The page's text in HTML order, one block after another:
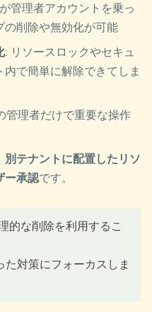
管理者アカウントを乗っ
の削除や無効化が可能
: リソースロックやセキュ
で簡単に解除できてしま
管理者だけで重要な操作
別テナントに配置したリソ
ー承認です。
的な削除を利用するこ
対策にフォーカスしま